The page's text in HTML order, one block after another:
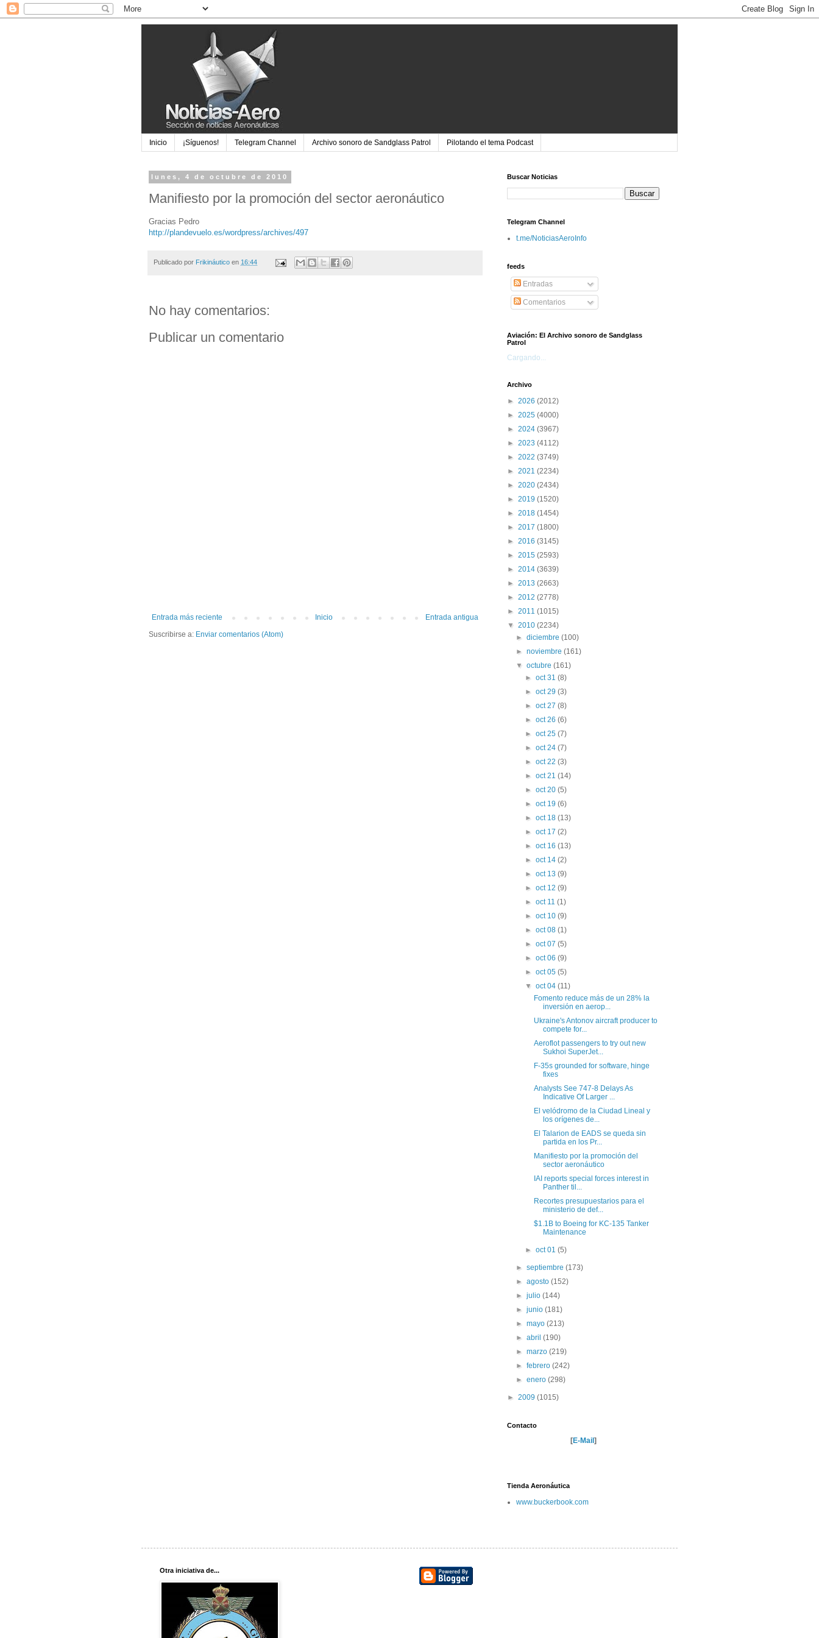
Inicio ¡Síguenos! Telegram Channel Archivo sonoro de Sandglass Patrol Pilotando el tema Podcast
lunes, 4 de octubre de 2010
Manifiesto por la promoción del sector aeronáutico
Gracias Pedro
http://plandevuelo.es/wordpress/archives/497
Publicado por Frikináutico en 16:44
No hay comentarios:
Publicar un comentario
Entrada más reciente Entrada antigua
Inicio
Suscribirse a: Enviar comentarios (Atom)
Buscar Noticias
Telegram Channel
t.me/NoticiasAeroInfo
feeds
Entradas
Comentarios
Aviación: El Archivo sonoro de Sandglass
Patrol
Cargando...
Archivo
► 2026 (2012)
► 2025 (4000)
► 2024 (3967)
► 2023 (4112)
► 2022 (3749)
► 2021 (2234)
► 2020 (2434)
► 2019 (1520)
► 2018 (1454)
► 2017 (1800)
► 2016 (3145)
► 2015 (2593)
► 2014 (3639)
► 2013 (2663)
► 2012 (2778)
► 2011 (1015)
▼ 2010 (2234)
►diciembre(100)
►noviembre(161)
▼octubre(161)
► oct 31 (8)
► oct 29 (3)
► oct 27 (8)
► oct 26 (6)
► oct 25 (7)
► oct 24 (7)
► oct 22 (3)
► oct 21 (14)
► oct 20 (5)
► oct 19 (6)
► oct 18 (13)
► oct 17 (2)
► oct 16 (13)
► oct 14 (2)
► oct 13 (9)
► oct 12 (9)
► oct 11 (1)
► oct 10 (9)
► oct 08 (1)
► oct 07 (5)
► oct 06 (9)
► oct 05 (5)
▼ oct 04 (11)
Fomento reduce más de un 28% la
inversión en aerop...
Ukraine's Antonov aircraft producer to
compete for...
Aeroflot passengers to try out new
Sukhoi SuperJet...
F-35s grounded for software, hinge
fixes
Analysts See 747-8 Delays As
Indicative Of Larger ...
El velódromo de la Ciudad Lineal y
los orígenes de...
El Talarion de EADS se queda sin
partida en los Pr...
Manifiesto por la promoción del
sector aeronáutico
IAI reports special forces interest in
Panther til...
Recortes presupuestarios para el
ministerio de def...
$1.1B to Boeing for KC-135 Tanker
Maintenance
► oct 01 (5)
►septiembre(173)
►agosto(152)
►julio(144)
►junio(181)
►mayo(213)
►abril(190)
►marzo(219)
►febrero(242)
►enero(298)
► 2009 (1015)
Contacto
[E-Mail ]
Tienda Aeronáutica
www.buckerbook.com
Otra iniciativa de...